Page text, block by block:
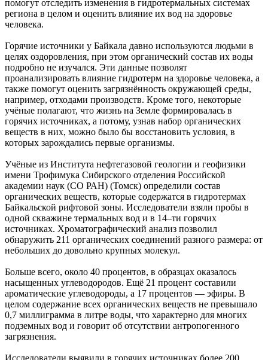
помогут отследить изменения в гидротермальных системах
региона в целом и оценить влияние их вод на здоровье
человека.
Горячие источники у Байкала давно используются людьми в
целях оздоровления, при этом органический состав их воды
подробно не изучался. Эти данные позволят
проанализировать влияние гидротерм на здоровье человека, а
также помогут оценить загрязнённость окружающей среды,
например, отходами производств. Кроме того, некоторые
учёные полагают, что жизнь на Земле формировалась в
горячих источниках, а потому, узнав набор органических
веществ в них, можно было бы восстановить условия, в
которых зарождались первые организмы.
Учёные из Института нефтегазовой геологии и геофизики
имени Трофимука Сибирского отделения Российской
академии наук (СО РАН) (Томск) определили состав
органических веществ, которые содержатся в гидротермах
Байкальской рифтовой зоны. Исследователи взяли пробы в
одной скважине термальных вод и в 14–ти горячих
источниках. Хроматографический анализ позволил
обнаружить 211 органических соединений разного размера: от
небольших до довольно крупных молекул.
Больше всего, около 40 процентов, в образцах оказалось
насыщенных углеводородов. Ещё 21 процент составили
ароматические углеводороды, а 17 процентов — эфиры. В
целом содержание всех органических веществ не превышало
0,7 миллиграмма в литре воды, что характерно для многих
подземных вод и говорит об отсутствии антропогенного
загрязнения.